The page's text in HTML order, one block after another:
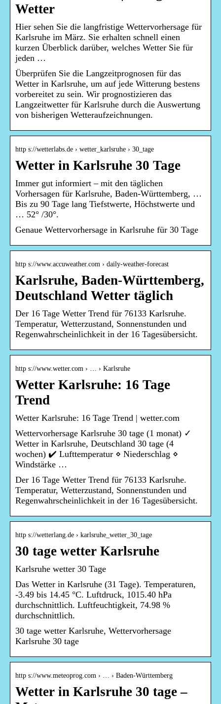
Wetter
Hier sehen Sie die langfristige Wettervorhersage für
Karlsruhe im März. Sie erhalten schnell einen
kurzen Überblick darüber, welches Wetter Sie für
jeden …
Überprüfen Sie die Langzeitprognosen für das
Wetter in Karlsruhe, um auf jede Witterung bestens
vorbereitet zu sein. Wir prognostizieren das
Langzeitwetter für Karlsruhe durch die Auswertung
von bisherigen Wetteraufzeichnungen.
http s://wetterlabs.de › wetter_karlsruhe › 30_tage
Wetter in Karlsruhe 30 Tage
Immer gut informiert – mit den täglichen
Vorhersagen für Karlsruhe, Baden-Württemberg, …
Bis zu 90 Tage lang Tiefstwerte, Höchstwerte und
… 52° /30°.
Genaue Wettervorhersage in Karlsruhe für 30 Tage
http s://www.accuweather.com › daily-weather-forecast
Karlsruhe, Baden-Württemberg,
Deutschland Wetter täglich
Der 16 Tage Wetter Trend für 76133 Karlsruhe.
Temperatur, Wetterzustand, Sonnenstunden und
Regenwahrscheinlichkeit in der 16 Tagesübersicht.
http s://www.wetter.com › … › Karlsruhe
Wetter Karlsruhe: 16 Tage
Trend
Wetter Karlsruhe: 16 Tage Trend | wetter.com
Wettervorhersage Karlsruhe 30 tage (1 monat) ✓
Wetter in Karlsruhe, Deutschland 30 tage (4
wochen) ✔️ Lufttemperatur ⋄ Niederschlag ⋄
Windstärke …
Der 16 Tage Wetter Trend für 76133 Karlsruhe.
Temperatur, Wetterzustand, Sonnenstunden und
Regenwahrscheinlichkeit in der 16 Tagesübersicht.
http s://wetterlang.de › karlsruhe_wetter_30_tage
30 tage wetter Karlsruhe
Karlsruhe wetter 30 Tage
Das Wetter in Karlsruhe (31 Tage). Temperaturen,
-3.49 bis 14.45 °C. Luftdruck, 1015.40 hPa
durchschnittlich. Luftfeuchtigkeit, 74.98 %
durchschnittlich.
30 tage wetter Karlsruhe, Wettervorhersage
Karlsruhe 30 tage
http s://www.meteoprog.com › … › Baden-Württemberg
Wetter in Karlsruhe 30 tage –